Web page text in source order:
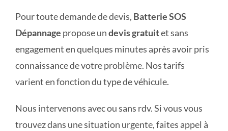
Pour toute demande de devis, Batterie SOS
Dépannage propose undevis gratuitet sans
engagement en quelques minutes après avoir pris
connaissance de votre problème. Nos tarifs
varient en fonction du type de véhicule.
Nous intervenons avec ou sans rdv. Si vous vous
trouvez dans une situation urgente, faites appel à